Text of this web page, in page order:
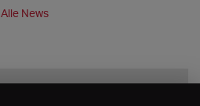
Alle News